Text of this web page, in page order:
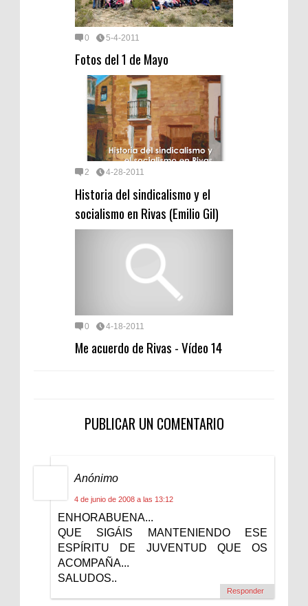
0 5-4-2011
Fotos del 1 de Mayo
2 4-28-2011
Historia del sindicalismo y el
socialismo en Rivas (Emilio Gil)
0 4-18-2011
Me acuerdo de Rivas - Vídeo 14
PUBLICAR UN COMENTARIO
Anónimo
4 de junio de 2008 a las 13:12
ENHORABUENA...
QUE SIGÁIS MANTENIENDO ESE
ESPÍRITU DE JUVENTUD QUE OS
ACOMPAÑA...
SALUDOS..
Responder